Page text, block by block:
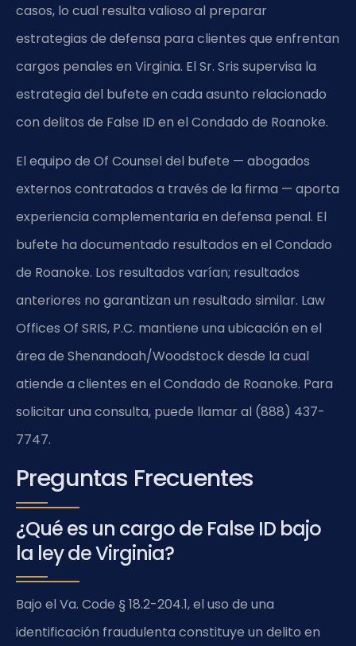
casos, lo cual resulta valioso al preparar
estrategias de defensa para clientes que enfrentan
cargos penales en Virginia. El Sr. Sris supervisa la
estrategia del bufete en cada asunto relacionado
con delitos de False ID en el Condado de Roanoke.
El equipo de Of Counsel del bufete — abogados
externos contratados a través de la firma — aporta
experiencia complementaria en defensa penal. El
bufete ha documentado resultados en el Condado
de Roanoke. Los resultados varían; resultados
anteriores no garantizan un resultado similar. Law
Offices Of SRIS, P.C. mantiene una ubicación en el
área de Shenandoah/Woodstock desde la cual
atiende a clientes en el Condado de Roanoke. Para
solicitar una consulta, puede llamar al (888) 437-
7747.
Preguntas Frecuentes
¿Qué es un cargo de False ID bajo
la ley de Virginia?
Bajo el Va. Code § 18.2-204.1, el uso de una
identificación fraudulenta constituye un delito en